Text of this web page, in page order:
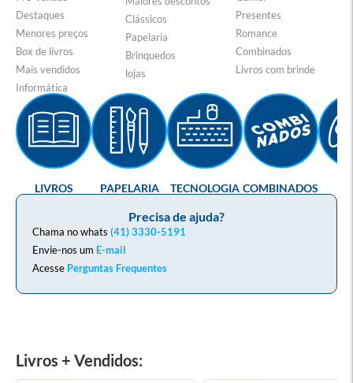
Destaques
Menores preços
Box de livros
Mais vendidos
Informática
Clássicos
Papelaria
Brinquedos
lojas
Presentes
Romance
Combinados
Livros com brinde
Precisa de ajuda?
Chama no whats (41) 3330-5191
Envie-nos um E-mail
Acesse Perguntas Frequentes
LIVROS PAPELARIA TECNOLOGIA COMBINADOS
Livros + Vendidos: